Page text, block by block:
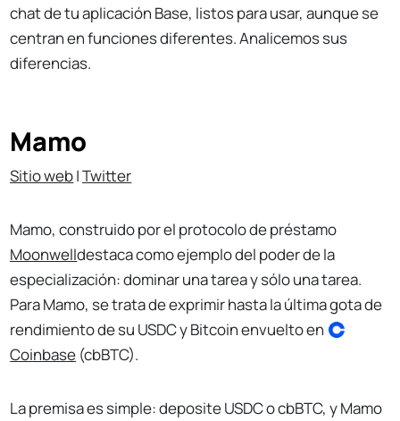
chat de tu aplicación Base, listos para usar, aunque se
centran en funciones diferentes. Analicemos sus
diferencias.
Mamo
Sitio web|Twitter
Mamo, construido por el protocolo de préstamo
Moonwelldestaca como ejemplo del poder de la
especialización: dominar una tarea y sólo una tarea.
Para Mamo, se trata de exprimir hasta la última gota de
rendimiento de su USDC y Bitcoin envuelto en
Coinbase (cbBTC).
La premisa es simple: deposite USDC o cbBTC, y Mamo